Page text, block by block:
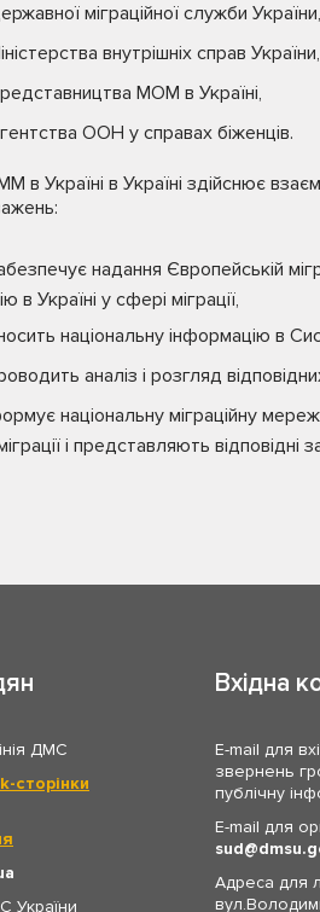
міграційної служби України,
внутрішніх справ України,
МОМ в Україні,
ООН у справах біженців.
в Україні в Україні здійснює
надання Європейській
в Україні у сфері міграції,
національну інформацію в
аналіз і розгляд
національну міграційну
і представляють відповідні
ДМС
сторінки
України
Вхідна
E-mail для
звернень
публічну
E-mail для
sud
Адреса для